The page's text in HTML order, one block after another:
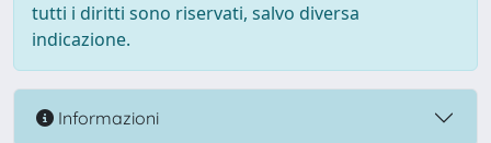
tutti i diritti sono riservati, salvo diversa
indicazione.
Informazioni